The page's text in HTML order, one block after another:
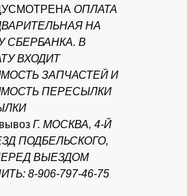
ОПЛАТА
НА
СБЕРБАНКА. В
ВХОДИТ
ЗАПЧАСТЕЙ И
ПЕРЕСЫЛКИ
Г. МОСКВА, 4-Й
ПОДБЕЛЬСКОГО,
ВЫЕЗДОМ
8-906-797-46-75